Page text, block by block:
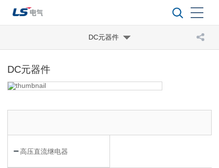
DC元器件
DC元器件
高压直流继电器